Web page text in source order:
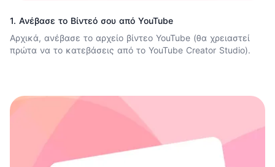
1. Ανέβασε το Βίντεό σου από YouTube
Αρχικά, ανέβασε το αρχείο βίντεο YouTube (θα χρειαστεί
πρώτα να το κατεβάσεις από το YouTube Creator Studio).